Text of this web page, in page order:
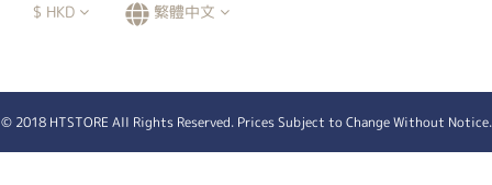
$ HKD 繁體中文
© 2018 HTSTORE All Rights Reserved. Prices Subject to Change Without Notice.